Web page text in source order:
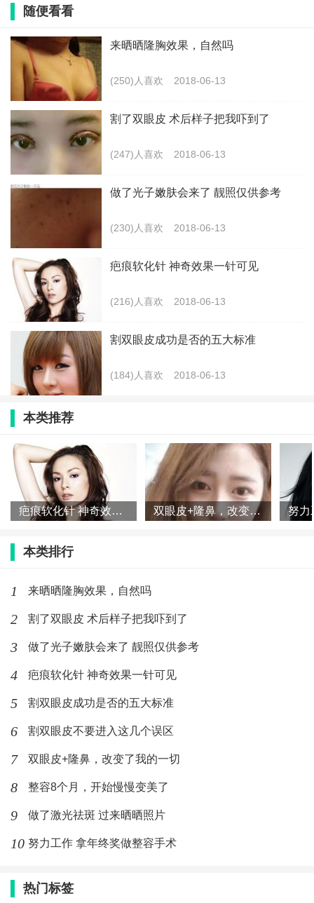
随便看看
来晒晒隆胸效果，自然吗
(250)人喜欢 2018-06-13
割了双眼皮 术后样子把我吓到了
(247)人喜欢 2018-06-13
做了光子嫩肤会来了 靓照仅供参考
(230)人喜欢 2018-06-13
疤痕软化针 神奇效果一针可见
(216)人喜欢 2018-06-13
割双眼皮成功是否的五大标准
(184)人喜欢 2018-06-13
本类推荐
疤痕软化针 神奇效果一针可见 双眼皮+隆鼻，改变了我的一切
本类排行
1 来晒晒隆胸效果，自然吗
2 割了双眼皮 术后样子把我吓到了
3 做了光子嫩肤会来了 靓照仅供参考
4 疤痕软化针 神奇效果一针可见
5 割双眼皮成功是否的五大标准
6 割双眼皮不要进入这几个误区
7 双眼皮+隆鼻，改变了我的一切
8 整容8个月，开始慢慢变美了
9 做了激光祛斑 过来晒晒照片
10 努力工作 拿年终奖做整容手术
热门标签